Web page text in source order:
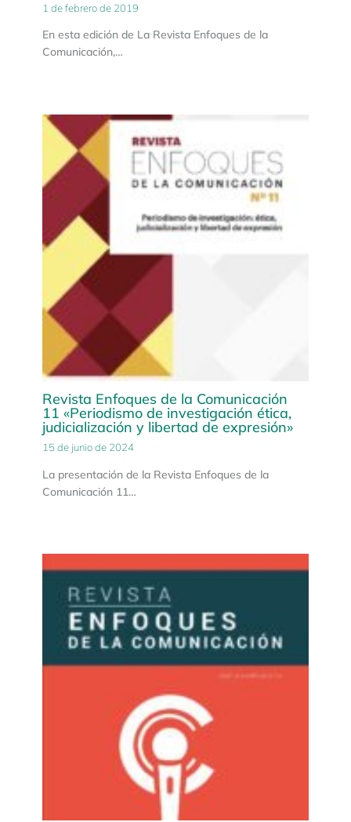
1 de febrero de 2019
En esta edición de La Revista Enfoques de la
Comunicación,…
Revista Enfoques de la Comunicación
11 «Periodismo de investigación ética,
judicialización y libertad de expresión»
15 de junio de 2024
La presentación de la Revista Enfoques de la
Comunicación 11…